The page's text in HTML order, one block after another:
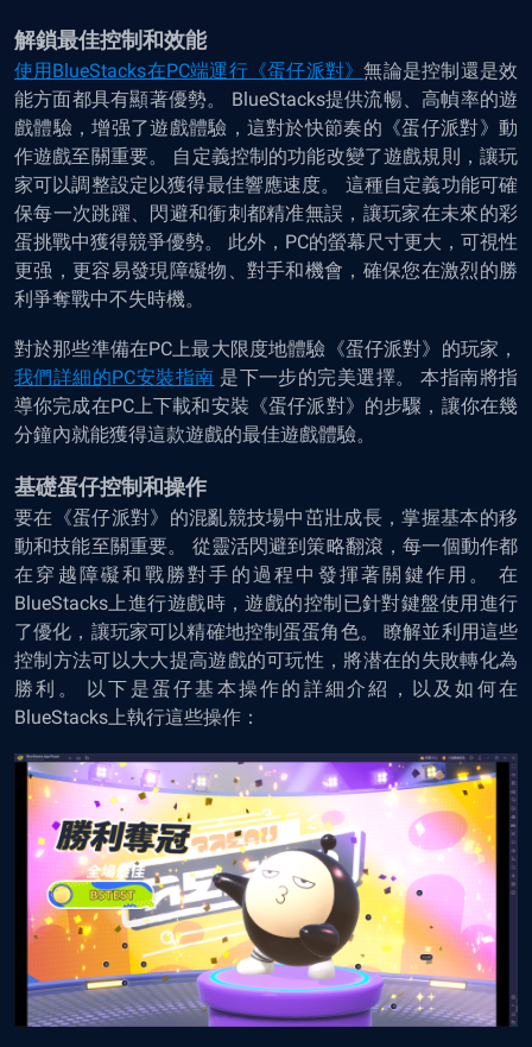
解鎖最佳控制和效能
使用BlueStacks在PC端運行《蛋仔派對》無論是控制還是效
能方面都具有顯著優勢。 BlueStacks提供流暢、高幀率的遊
戲體驗，增强了遊戲體驗，這對於快節奏的《蛋仔派對》動
作遊戲至關重要。 自定義控制的功能改變了遊戲規則，讓玩
家可以調整設定以獲得最佳響應速度。 這種自定義功能可確
保每一次跳躍、閃避和衝刺都精准無誤，讓玩家在未來的彩
蛋挑戰中獲得競爭優勢。 此外，PC的螢幕尺寸更大，可視性
更强，更容易發現障礙物、對手和機會，確保您在激烈的勝
利爭奪戰中不失時機。
對於那些準備在PC上最大限度地體驗《蛋仔派對》的玩家，
我們詳細的PC安裝指南 是下一步的完美選擇。 本指南將指
導你完成在PC上下載和安裝《蛋仔派對》的步驟，讓你在幾
分鐘內就能獲得這款遊戲的最佳遊戲體驗。
基礎蛋仔控制和操作
要在《蛋仔派對》的混亂競技場中茁壯成長，掌握基本的移
動和技能至關重要。 從靈活閃避到策略翻滾，每一個動作都
在穿越障礙和戰勝對手的過程中發揮著關鍵作用。 在
BlueStacks上進行遊戲時，遊戲的控制已針對鍵盤使用進行
了優化，讓玩家可以精確地控制蛋蛋角色。 瞭解並利用這些
控制方法可以大大提高遊戲的可玩性，將潜在的失敗轉化為
勝利。 以下是蛋仔基本操作的詳細介紹，以及如何在
BlueStacks上執行這些操作：